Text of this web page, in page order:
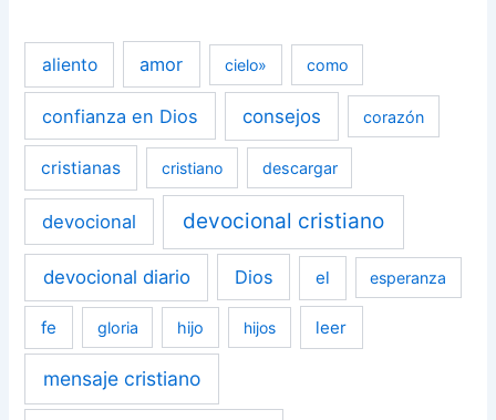
aliento amor cielo» como
confianza en Dios consejos corazón
cristianas cristiano descargar
devocional devocional cristiano
devocional diario Dios el esperanza
fe gloria hijo hijos leer
mensaje cristiano